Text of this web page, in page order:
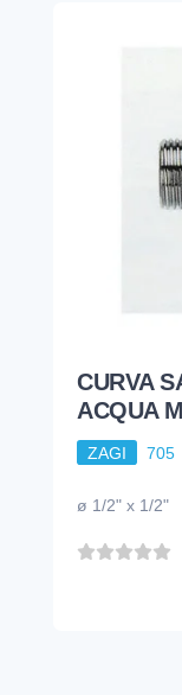
CURVA
ACQUA
ZAGI 705
ø 1/2" x 1/2"